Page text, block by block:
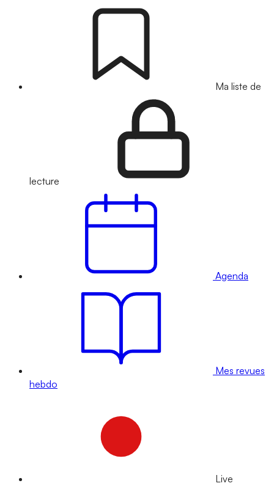
Ma liste de
lecture
Agenda
Mes revues
hebdo
Live